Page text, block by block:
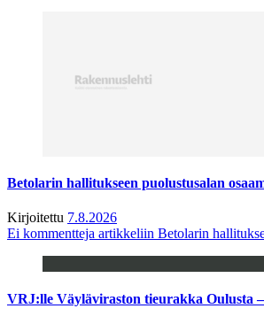
Betolarin hallitukseen puolustusalan
Kirjoitettu 7.8.2026
Ei kommentteja artikkeliin Betolarin
VRJ:lle Väyläviraston tieurakka Oulusta